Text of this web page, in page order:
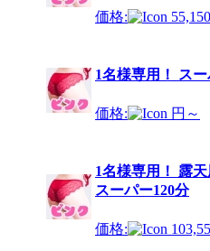
価格:
1名様専用！ ス
価格: 円～
1名様専用！ 露
スーパー120分
価格: